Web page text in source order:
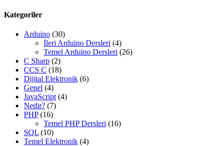
Kategoriler
Arduino (30)
İleri Arduino Dersleri (4)
Temel Arduino Dersleri (26)
C Sharp (2)
CCS C (18)
Dijital Elektronik (6)
Genel (4)
JavaScript (4)
Nedir? (7)
PHP(16)
Temel PHP Dersleri (16)
SQL (10)
Temel Elektronik (4)